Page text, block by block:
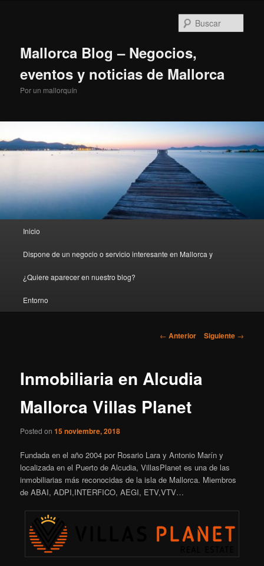
Mallorca Blog – Negocios,
eventos y noticias de Mallorca
Por un mallorquín
principal
Inicio
Dispone de un negocio o servicio interesante en Mallorca y
¿Quiere aparecer en nuestro blog?
Entorno
Navegación
← Anterior Siguiente →
Inmobiliaria en Alcudia
Mallorca Villas Planet
Posted on15 noviembre, 2018
Fundada en el año 2004 por Rosario Lara y Antonio Marín y
localizada en el Puerto de Alcudia, VillasPlanet es una de las
inmobiliarias más reconocidas de la isla de Mallorca. Miembros
de ABAI, ADPI,INTERFICO, AEGI, ETV,VTV…